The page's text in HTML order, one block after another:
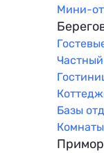
Мини-
Базы
Комнаты